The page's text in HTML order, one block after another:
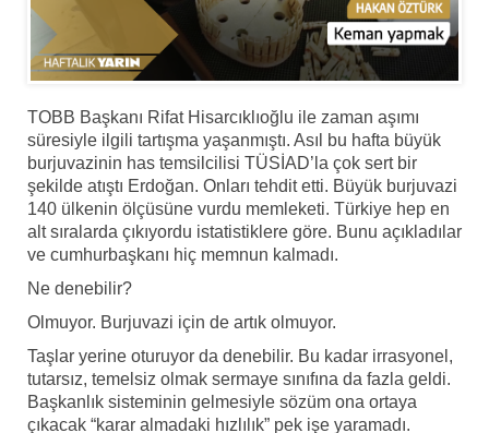
TOBB Başkanı Rifat Hisarcıklıoğlu ile zaman aşımı
süresiyle ilgili tartışma yaşanmıştı. Asıl bu hafta büyük
burjuvazinin has temsilcilisi TÜSİAD’la çok sert bir
şekilde atıştı Erdoğan. Onları tehdit etti. Büyük burjuvazi
140 ülkenin ölçüsüne vurdu memleketi. Türkiye hep en
alt sıralarda çıkıyordu istatistiklere göre. Bunu açıkladılar
ve cumhurbaşkanı hiç memnun kalmadı.
Ne denebilir?
Olmuyor. Burjuvazi için de artık olmuyor.
Taşlar yerine oturuyor da denebilir. Bu kadar irrasyonel,
tutarsız, temelsiz olmak sermaye sınıfına da fazla geldi.
Başkanlık sisteminin gelmesiyle sözüm ona ortaya
çıkacak “karar almadaki hızlılık” pek işe yaramadı.